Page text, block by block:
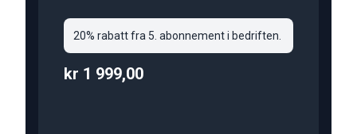
20% rabatt fra 5. abonnement i bedriften.
kr 1 999,00